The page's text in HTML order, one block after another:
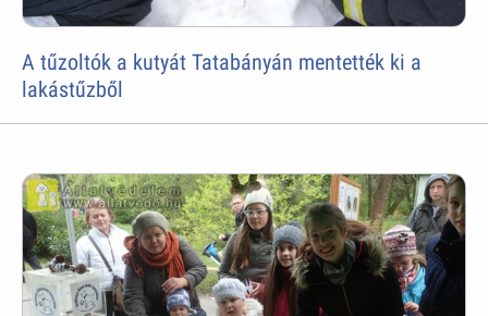
A tűzoltók a kutyát Tatabányán mentették ki a
lakástűzből